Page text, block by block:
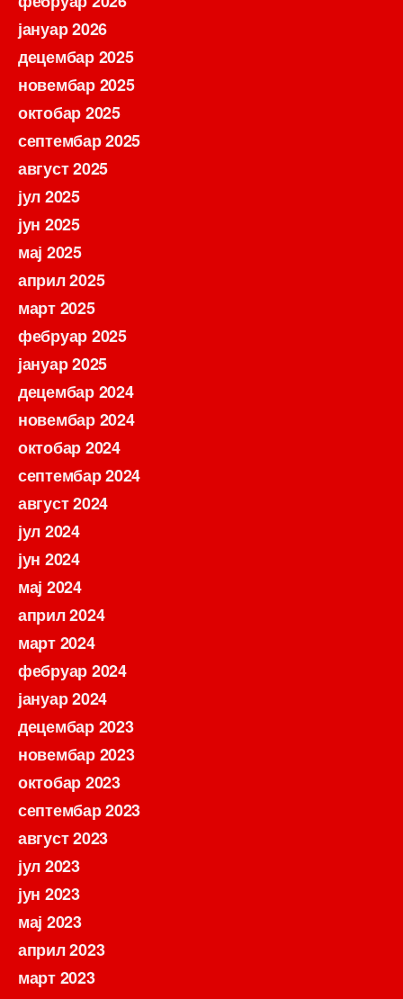
јануар 2026
децембар 2025
новембар 2025
октобар 2025
септембар 2025
август 2025
јул 2025
јун 2025
мај 2025
април 2025
март 2025
фебруар 2025
јануар 2025
децембар 2024
новембар 2024
октобар 2024
септембар 2024
август 2024
јул 2024
јун 2024
мај 2024
април 2024
март 2024
фебруар 2024
јануар 2024
децембар 2023
новембар 2023
октобар 2023
септембар 2023
август 2023
јул 2023
јун 2023
мај 2023
април 2023
март 2023